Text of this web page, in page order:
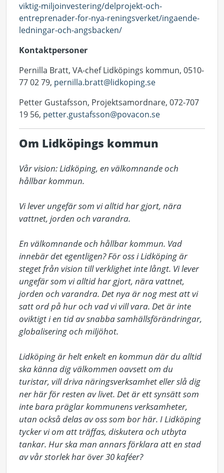
viktig-miljoinvestering/delprojekt-och-
entreprenader-for-nya-reningsverket/ingaende-
ledningar-och-angsbacken/
Kontaktpersoner
Pernilla Bratt, VA-chef Lidköpings kommun, 0510-
77 02 79, pernilla.bratt@lidkoping.se
Petter Gustafsson, Projektsamordnare, 072-707
19 56, petter.gustafsson@povacon.se
Om Lidköpings kommun
Vår vision: Lidköping, en välkomnande och
hållbar kommun.
Vi lever ungefär som vi alltid har gjort, nära
vattnet, jorden och varandra.
En välkomnande och hållbar kommun. Vad
innebär det egentligen? För oss i Lidköping är
steget från vision till verklighet inte långt. Vi lever
ungefär som vi alltid har gjort, nära vattnet,
jorden och varandra. Det nya är nog mest att vi
satt ord på hur och vad vi vill vara. Det är inte
oviktigt i en tid av snabba samhällsförändringar,
globalisering och miljöhot.
Lidköping är helt enkelt en kommun där du alltid
ska känna dig välkommen oavsett om du
turistar, vill driva näringsverksamhet eller slå dig
ner här för resten av livet. Det är ett synsätt som
inte bara präglar kommunens verksamheter,
utan också delas av oss som bor här. I Lidköping
tycker vi om att träffas, diskutera och utbyta
tankar. Hur ska man annars förklara att en stad
av vår storlek har över 30 kaféer?